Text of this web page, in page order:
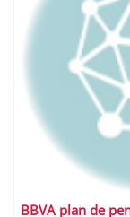
BBVA plan de